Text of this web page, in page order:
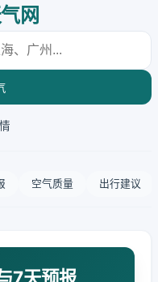
网
空气质量 出行建议
7天预报